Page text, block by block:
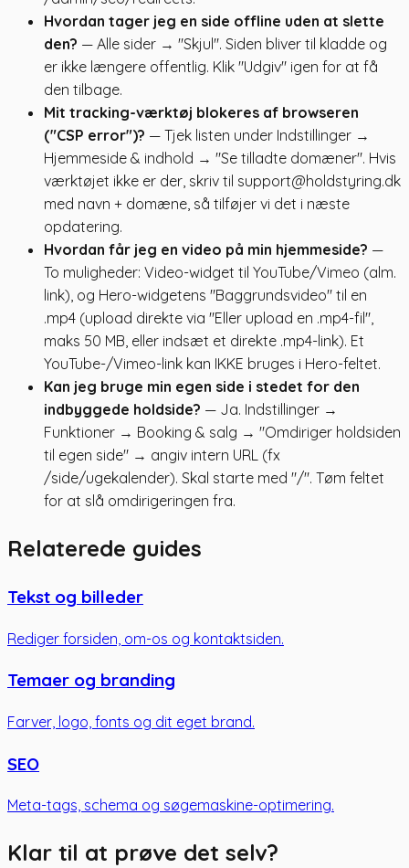
Hvordan tager jeg en side offline uden at slette
den? — Alle sider → "Skjul". Siden bliver til kladde og
er ikke længere offentlig. Klik "Udgiv" igen for at få
den tilbage.
Mit tracking-værktøj blokeres af browseren
("CSP error")? — Tjek listen under Indstillinger →
Hjemmeside & indhold → "Se tilladte domæner". Hvis
værktøjet ikke er der, skriv til support@holdstyring.dk
med navn + domæne, så tilføjer vi det i næste
opdatering.
Hvordan får jeg en video på min hjemmeside? —
To muligheder: Video-widget til YouTube/Vimeo (alm.
link), og Hero-widgetens "Baggrundsvideo" til en
.mp4 (upload direkte via "Eller upload en .mp4-fil",
maks 50 MB, eller indsæt et direkte .mp4-link). Et
YouTube-/Vimeo-link kan IKKE bruges i Hero-feltet.
Kan jeg bruge min egen side i stedet for den
indbyggede holdside? — Ja. Indstillinger →
Funktioner → Booking & salg → "Omdiriger holdsiden
til egen side" → angiv intern URL (fx
/side/ugekalender). Skal starte med "/". Tøm feltet
for at slå omdirigeringen fra.
Relaterede guides
Tekst og billeder
Rediger forsiden, om-os og kontaktsiden.
Temaer og branding
Farver, logo, fonts og dit eget brand.
SEO
Meta-tags, schema og søgemaskine-optimering.
Klar til at prøve det selv?